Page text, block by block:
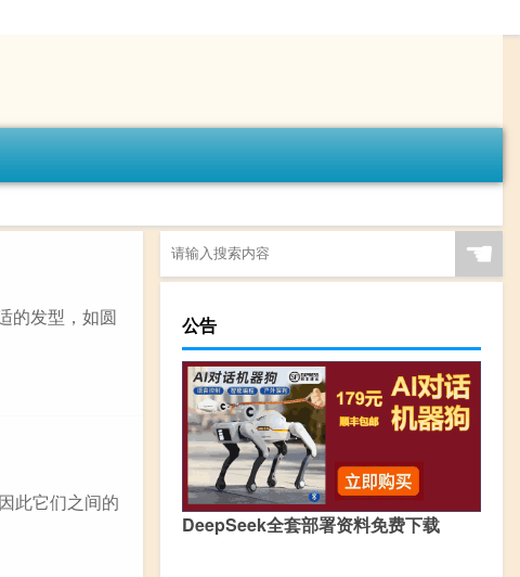
的发型，如圆
此它们之间的
☚
公告
DeepSeek全套部署资料免费下载